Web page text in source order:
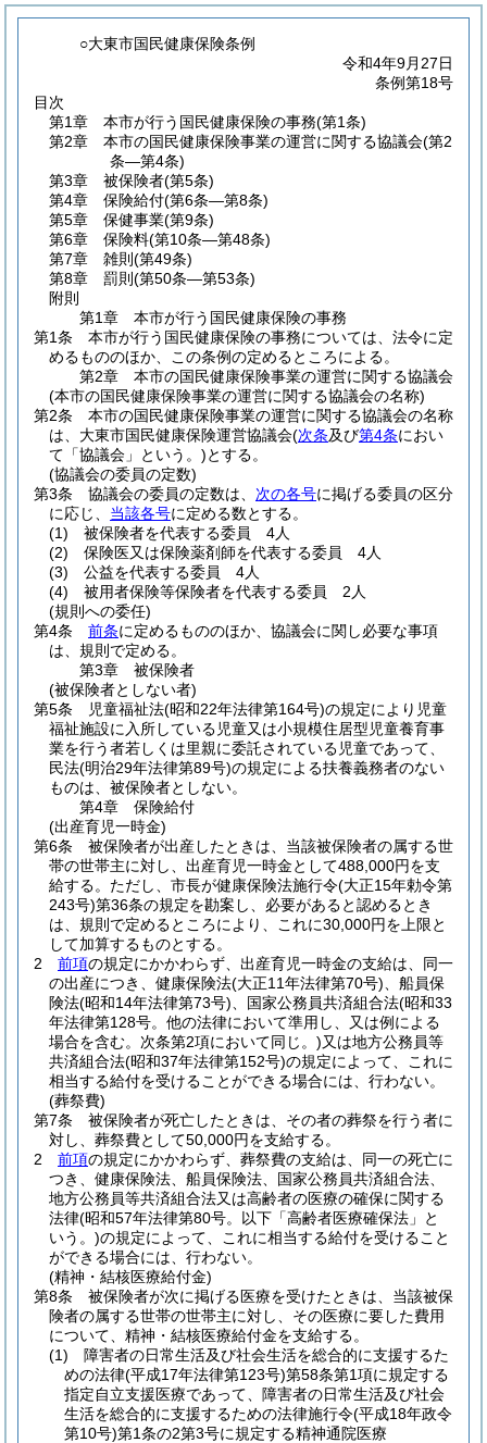
○大東市国民健康保険条例
令和4年9月27日
条例第18号
目次
第1章
本市が行う国民健康保険の事務(第1条)
第2章
本市の国民健康保険事業の運営に関する協議会(第2
条―第4条)
第3章
被保険者(第5条)
第4章
保険給付(第6条―第8条)
第5章
保健事業(第9条)
第6章
保険料(第10条―第48条)
第7章
雑則 (第49条)
第8章
罰則 (第50条―第53条)
附則
第1章
本市が行う国民健康保険の事務
第1条
本市が行う国民健康保険の事務については、法令に定
めるもののほか、この条例の定めるところによる。
第2章
本市の国民健康保険事業の運営に関する協議会
(本市の国民健康保険事業の運営に関する協議会の名称)
第2条
本市の国民健康保険事業の運営に関する協議会の名称
は、大東市国民健康保険運営協議会(次条及び第4条におい
て「協議会」という。)とする。
(協議会の委員の定数)
第3条
協議会の委員の定数は、 次の各号に掲げる委員の区分
に応じ、 当該各号に定める数とする。
(1)
被保険者を代表する委員 4人
(2)
保険医又は保険薬剤師を代表する委員 4人
(3)
公益を代表する委員 4人
(4)
被用者保険等保険者を代表する委員 2人
(規則への委任)
第4条
前条に定めるもののほか、協議会に関し必要な事項
は、規則で定める。
第3章
被保険者
(被保険者としない者)
第5条
児童福祉法(昭和22年法律第164号)の規定により児童
福祉施設に入所している児童又は小規模住居型児童養育事
業を行う者若しくは里親に委託されている児童であって、
民法(明治29年法律第89号)の規定による扶養義務者のない
ものは、被保険者としない。
第4章
保険給付
(出産育児一時金)
第6条
被保険者が出産したときは、当該被保険者の属する世
帯の世帯主に対し、出産育児一時金として488,000円を支
給する。 ただし、市長が健康保険法施行令(大正15年勅令第
243号)第36条の規定を勘案し、必要があると認めるとき
は、規則で定めるところにより、これに30,000円を上限と
して加算するものとする。
2
前項の規定にかかわらず、出産育児一時金の支給は、同一
の出産につき、健康保険法(大正11年法律第70号) 、船員保
険法(昭和14年法律第73号) 、国家公務員共済組合法(昭和33
年法律第128号。他の法律において準用し、又は例による
場合を含む。次条第2項において同じ。)又は地方公務員等
共済組合法(昭和37年法律第152号)の規定によって、これに
相当する給付を受けることができる場合には、行わない。
(葬祭費)
第7条
被保険者が死亡したときは、その者の葬祭を行う者に
対し、葬祭費として50,000円を支給する。
2
前項の規定にかかわらず、葬祭費の支給は、同一の死亡に
つき、健康保険法、船員保険法、国家公務員共済組合法、
地方公務員等共済組合法又は高齢者の医療の確保に関する
法律(昭和57年法律第80号。以下「高齢者医療確保法」と
いう。)の規定によって、これに相当する給付を受けること
ができる場合には、行わない。
(精神・結核医療給付金)
第8条
被保険者が次に掲げる医療を受けたときは、当該被保
険者の属する世帯の世帯主に対し、その医療に要した費用
について、精神・結核医療給付金を支給する。
(1)
障害者の日常生活及び社会生活を総合的に支援するた
めの法律(平成17年法律第123号)第58条第1項に規定する
指定自立支援医療であって、障害者の日常生活及び社会
生活を総合的に支援するための法律施行令(平成18年政令
第10号)第1条の2第3号に規定する精神通院医療